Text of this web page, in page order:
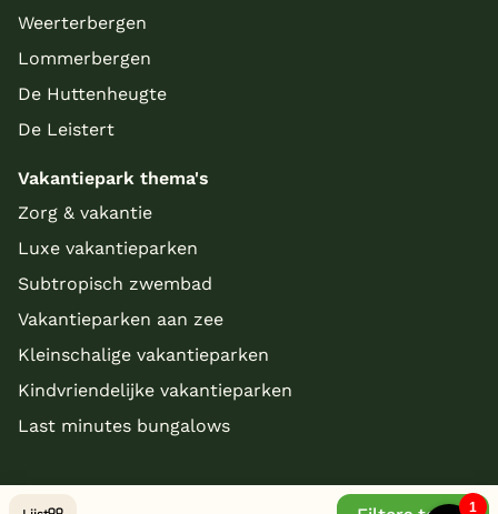
Weerterbergen
Lommerbergen
De Huttenheugte
De Leistert
Vakantiepark thema's
Zorg & vakantie
Luxe vakantieparken
Subtropisch zwembad
Vakantieparken aan zee
Kleinschalige vakantieparken
Kindvriendelijke vakantieparken
Last minutes bungalows